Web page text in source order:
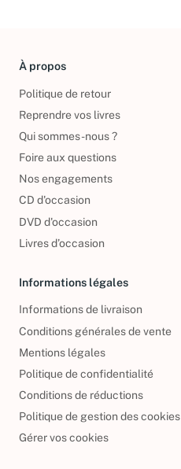
À propos
Politique de retour
Reprendre vos livres
Qui sommes-nous ?
Foire aux questions
Nos engagements
CD d'occasion
DVD d'occasion
Livres d’occasion
Informations légales
Informations de livraison
Conditions générales de vente
Mentions légales
Politique de confidentialité
Conditions de réductions
Politique de gestion des cookies
Gérer vos cookies